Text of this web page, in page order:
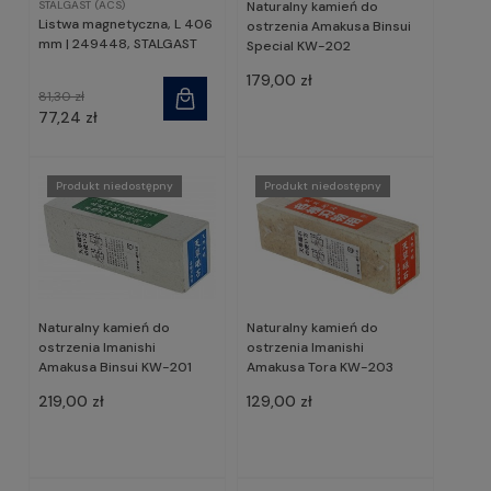
STALGAST (ACS)
Listwa magnetyczna, L 406
mm | 249448, STALGAST
77,24 zł
81,30 zł
Naturalny kamień do
ostrzenia Amakusa Binsui
Special KW-202
179,00 zł
Naturalny kamień do
ostrzenia Imanishi
Amakusa Binsui KW-201
219,00 zł
Produkt niedostępny
Naturalny kamień do
ostrzenia Imanishi
Amakusa Tora KW-203
129,00 zł
Produkt niedostępny